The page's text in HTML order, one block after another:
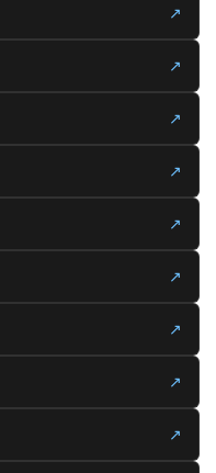
↗
↗
↗
↗
↗
↗
↗
↗
↗